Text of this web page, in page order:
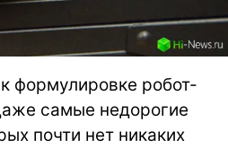
формулировке робот-
самые недорогие
почти нет никаких